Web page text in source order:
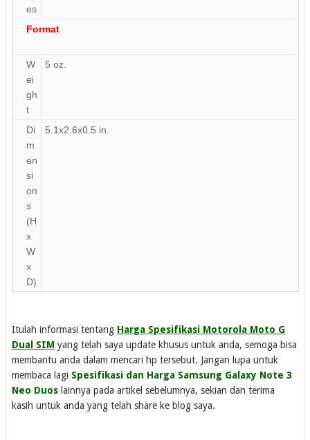
es
Format
W
ei
gh
t
5 oz.
Di
m
en
si
on
s
(H
x
W
x
D)
5.1x2.6x0.5 in.
Itulah informasi tentang Harga Spesifikasi Motorola Moto G
Dual SIM yang telah saya update khusus untuk anda, semoga bisa
membantu anda dalam mencari hp tersebut. Jangan lupa untuk
membaca lagi Spesifikasi dan Harga Samsung Galaxy Note 3
Neo Duos lainnya pada artikel sebelumnya, sekian dan terima
kasih untuk anda yang telah share ke blog saya.